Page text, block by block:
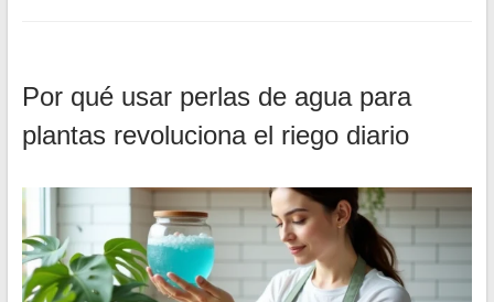
Por qué usar perlas de agua para
plantas revoluciona el riego diario